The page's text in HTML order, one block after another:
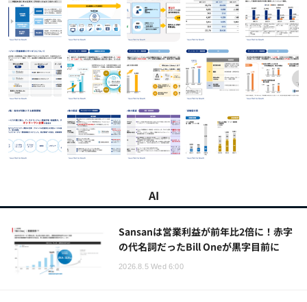
AI
Sansanは営業利益が前年比2倍に！赤字
の代名詞だったBill Oneが黒字目前に
2026.8.5 Wed 6:00